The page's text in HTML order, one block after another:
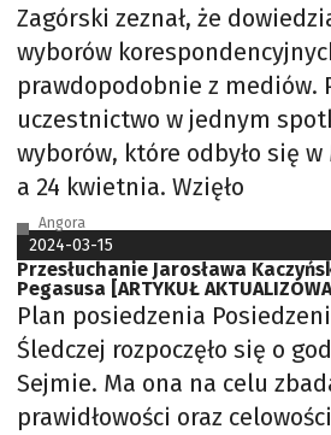
Zagórski zeznał, że
wyborów
prawdopodobnie z mediów.
uczestnictwo w jednym
wyborów, które odbyło się w
a 24 kwietnia. Wzięło
Angora
2024-03-15
Przesłuchanie Jarosława
Pegasusa [ARTYKUŁ
Plan posiedzenia
Śledczej rozpoczęło się o
Sejmie. Ma ona na celu
prawidłowości oraz